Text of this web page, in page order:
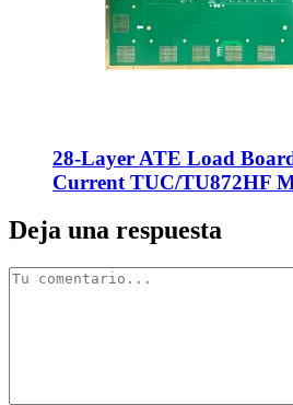
28-Layer ATE Load
Current TUC/TU872HF
Deja una respuesta